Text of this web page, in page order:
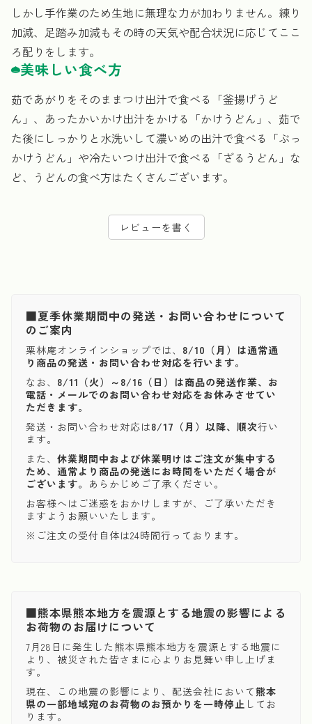
しかし手作業のため生地に無理な力が加わりません。練り
加減、足踏み加減もその時の天気や配合状況に応じてここ
ろ配りをします。
美味しい食べ方
茹であがりをそのままつけ出汁で食べる「釜揚げうど
ん」、あったかいかけ出汁をかける「かけうどん」、茹で
た後にしっかりと水洗いして濃いめの出汁で食べる「ぶっ
かけうどん」や冷たいつけ出汁で食べる「ざるうどん」な
ど、うどんの食べ方はたくさんございます。
レビューを書く
■夏季休業期間中の発送・お問い合わせについて
のご案内
栗林庵オンラインショップでは、 8/10（月）は通常通
り商品の発送・お問い合わせ対応を行います。
なお、 8/11（火）～8/16（日）は商品の発送作業、お
電話・メールでのお問い合わせ対応をお休みさせてい
ただきます。
発送・お問い合わせ対応は8/17（月）以降、順次行い
ます。
また、 休業期間中および休業明けはご注文が集中する
ため、通常より商品の発送にお時間をいただく場合が
ございます。 あらかじめご了承ください。
お客様へはご迷惑をおかけしますが、ご了承いただき
ますようお願いいたします。
※ご注文の受付自体は24時間行っております。
■熊本県熊本地方を震源とする地震の影響による
お荷物のお届けについて
7月28日に発生した熊本県熊本地方を震源とする地震に
より、被災された皆さまに心よりお見舞い申し上げま
す。
現在、この地震の影響により、配送会社において熊本
県の一部地域宛のお荷物のお預かりを一時停止 してお
ります。